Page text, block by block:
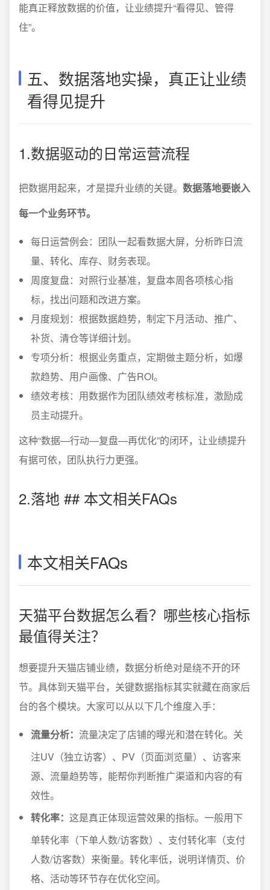
能真正释放数据的价值，让业绩提升“看得见、管得
住”。
五、数据落地实操，真正让业绩
看得见提升
1.数据驱动的日常运营流程
把数据用起来，才是提升业绩的关键。 数据落地要嵌入
每一个业务环节。
每日运营例会：团队一起看数据大屏，分析昨日流
量、转化、库存、财务表现。
周度复盘：对照行业基准，复盘本周各项核心指
标，找出问题和改进方案。
月度规划：根据数据趋势，制定下月活动、推广、
补货、清仓等详细计划。
专项分析：根据业务重点，定期做主题分析，如爆
款趋势、用户画像、广告ROI。
绩效考核：用数据作为团队绩效考核标准，激励成
员主动提升。
这种“数据—行动—复盘—再优化”的闭环，让业绩提升
有据可依，团队执行力更强。
2.落地 ## 本文相关FAQs
本文相关FAQs
天猫平台数据怎么看？哪些核心指标
最值得关注？
想要提升天猫店铺业绩，数据分析绝对是绕不开的环
节。具体到天猫平台，关键数据指标其实就藏在商家后
台的各个模块。大家可以从以下几个维度入手：
流量分析： 流量决定了店铺的曝光和潜在转化。关
注UV（独立访客）、PV（页面浏览量）、访客来
源、流量趋势等，能帮你判断推广渠道和内容的有
效性。
转化率： 这是真正体现运营效果的指标。一般用下
单转化率（下单人数/访客数）、支付转化率（支付
人数/访客数）来衡量。转化率低，说明详情页、价
格、活动等环节存在优化空间。